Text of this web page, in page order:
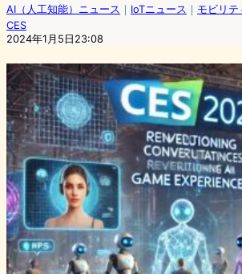
AI（人工知能）ニュース ｜ IoTニュース ｜ モビリテ
CES
2024年1月5日23:08